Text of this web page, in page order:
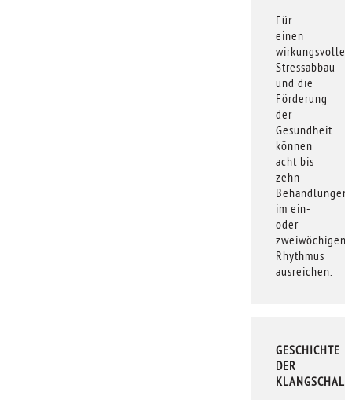
Für
einen
wirkungsvollen
Stressabbau
und die
Förderung
der
Gesundheit
können
acht bis
zehn
Behandlungen
im ein-
oder
zweiwöchigen
Rhythmus
ausreichen.
GESCHICHTE
DER